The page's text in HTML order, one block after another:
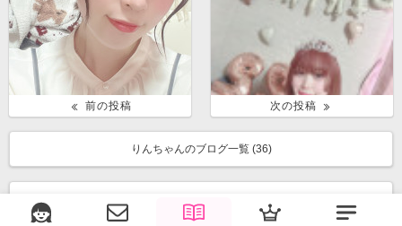
前の投稿 次の投稿
りんちゃんのブログ一覧 (36)